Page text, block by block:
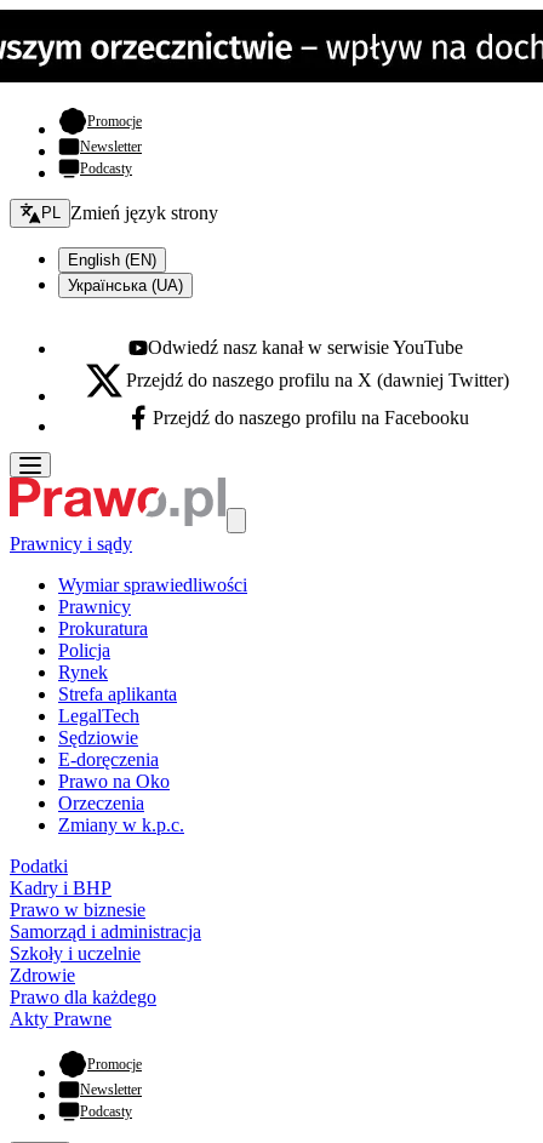
Promocje- otwiera się w nowej karcie
Newsletter
Podcasty
Zmień język - bieżący:
PL Zmień język strony
English (EN)
Українська (UA)
Youtube - otwiera się w nowej karcie
Odwiedź nasz kanał w serwisie YouTube
X - otwiera się w nowej karcie
Przejdź do naszego profilu na X (dawniej Twitter)
Facebook - otwiera się w nowej karcie
Przejdź do naszego profilu na Facebooku
Prawnicy i sądy
Wymiar sprawiedliwości
Prawnicy
Prokuratura
Policja
Rynek
Strefa aplikanta
LegalTech
Sędziowie
E-doręczenia
Prawo na Oko
Orzeczenia
Zmiany w k.p.c.
Podatki
Kadry i BHP
Prawo w biznesie
Samorząd i administracja
Szkoły i uczelnie
Zdrowie
Prawo dla każdego
Akty Prawne
Promocje- otwiera się w nowej karcie
Newsletter
Podcasty